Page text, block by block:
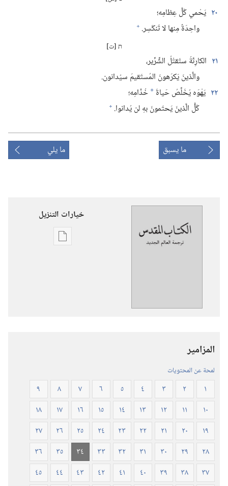
٢٠ يَحْمي كُلَّ عِظامِه؛‏
واحِدَةٌ مِنها لا تَنكَسِر.‏ +
ת [ت]
٢١ الكارِثَةُ ستَقتُلُ الشِّرِّير،‏
والَّذينَ يَكرَهونَ المُستَقيمَ سيُدانون.‏
٢٢ يَهْوَه يُخَلِّصُ حَياةَ * خُدَّامِه؛‏
كُلُّ الَّذينَ يَحتَمونَ بهِ لن يُدانوا.‏ +
ما يسبق ما يلي
خيارات التنزيل
خيارات
٢٠١٩)‏
المزامير
لمحة عن المحتويات
١ ٢ ٣ ٤ ٥ ٦ ٧ ٨
٩
١٠
١١ ١٢ ١٣ ١٤ ١٥ ١٦ ١٧
١٨
١٩
٢٠ ٢١ ٢٢ ٢٣ ٢٤ ٢٥ ٢٦
٢٧
٢٨
٢٩ ٣٠ ٣١ ٣٢ ٣٣ ٣٤ ٣٥
٣٦
٣٧
٣٨ ٣٩ ٤٠ ٤١ ٤٢ ٤٣ ٤٤
٤٥